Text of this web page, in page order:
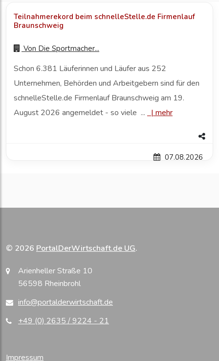
Teilnahmerekord beim schnelleStelle.de Firmenlauf
Braunschweig
Von Die Sportmacher...
Schon 6.381 Läuferinnen und Läufer aus 252
Unternehmen, Behörden und Arbeitgebern sind für den
schnelleStelle.de Firmenlauf Braunschweig am 19.
August 2026 angemeldet - so viele ...
| mehr
07.08.2026
© 2026 PortalDerWirtschaft.de UG.
Arienheller Straße 10
56598 Rheinbrohl
info@portalderwirtschaft.de
+49 (0) 2635 / 9224 - 21
Impressum